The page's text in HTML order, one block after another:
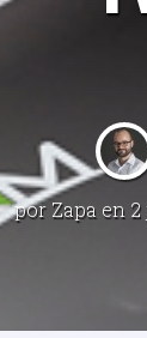
por Zapa en 2